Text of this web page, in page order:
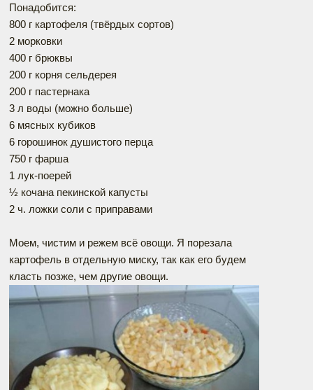
Понадобится:
800 г картофеля (твёрдых сортов)
2 морковки
400 г брюквы
200 г корня сельдерея
200 г пастернака
3 л воды (можно больше)
6 мясных кубиков
6 горошинок душистого перца
750 г фарша
1 лук-поерей
½ кочана пекинской капусты
2 ч. ложки соли с приправами
Моем, чистим и режем всё овощи. Я порезала
картофель в отдельную миску, так как его будем
класть позже, чем другие овощи.